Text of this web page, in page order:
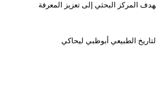
المركز البحثي إلى تعزيز المعرفة
التاريخ الطبيعي أبوظبي ليحاكي